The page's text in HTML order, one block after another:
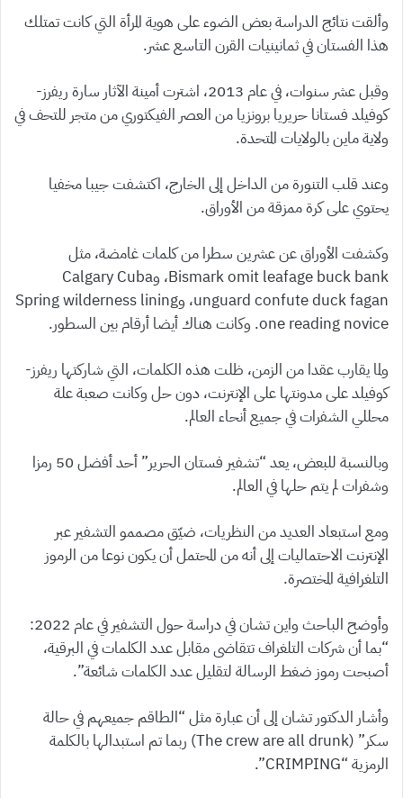
وألقت نتائج الدراسة بعض الضوء على هوية المرأة التي كانت تمتلك
هذا الفستان في ثمانينيات القرن التاسع عشر.
وقبل عشر سنوات، في عام 2013، اشترت أمينة الآثار سارة ريفرز-
كوفيلد فستانا حريريا برونزيا من العصر الفيكتوري من متجر للتحف في
ولاية ماين بالولايات المتحدة.
وعند قلب التنورة من الداخل إلى الخارج، اكتشفت جيبا مخفيا
يحتوي على كرة ممزقة من الأوراق.
وكشفت الأوراق عن عشرين سطرا من كلمات غامضة، مثل
Bismark omit leafage buck bank، وCalgary Cuba
unguard confute duck fagan، وSpring wilderness lining
one reading novice. وكانت هناك أيضا أرقام بين السطور.
ولما يقارب عقدا من الزمن، ظلت هذه الكلمات، التي شاركتها ريفرز-
كوفيلد على مدونتها على الإنترنت، دون حل وكانت صعبة علة
محللي الشفرات في جميع أنحاء العالم.
وبالنسبة للبعض، يعد “تشفير فستان الحرير” أحد أفضل 50 رمزا
وشفرات لم يتم حلها في العالم.
ومع استبعاد العديد من النظريات، ضيّق مصممو التشفير عبر
الإنترنت الاحتماليات إلى أنه من المحتمل أن يكون نوعا من الرموز
التلغرافية المختصرة.
وأوضح الباحث واين تشان في دراسة حول التشفير في عام 2022:
“بما أن شركات التلغراف تتقاضى مقابل عدد الكلمات في البرقية،
أصبحت رموز ضغط الرسالة لتقليل عدد الكلمات شائعة”.
وأشار الدكتور تشان إلى أن عبارة مثل “الطاقم جميعهم في حالة
سكر” (The crew are all drunk) ربما تم استبدالها بالكلمة
الرمزية “CRIMPING”.